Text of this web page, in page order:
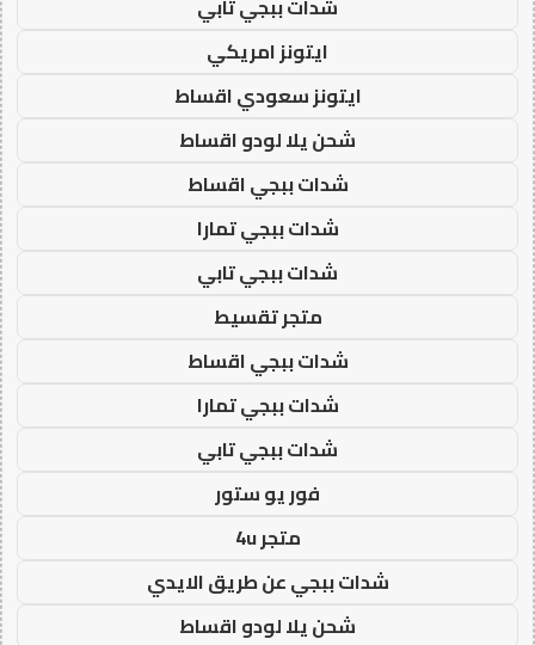
ايتونز امريكي
ايتونز سعودي اقساط
شحن يلا لودو اقساط
شدات ببجي اقساط
شدات ببجي تمارا
شدات ببجي تابي
متجر تقسيط
شدات ببجي اقساط
شدات ببجي تمارا
شدات ببجي تابي
فور يو ستور
متجر 4u
شدات ببجي عن طريق الايدي
شحن يلا لودو اقساط